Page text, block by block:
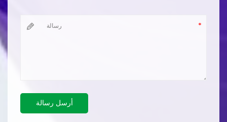
أرسل رسالة